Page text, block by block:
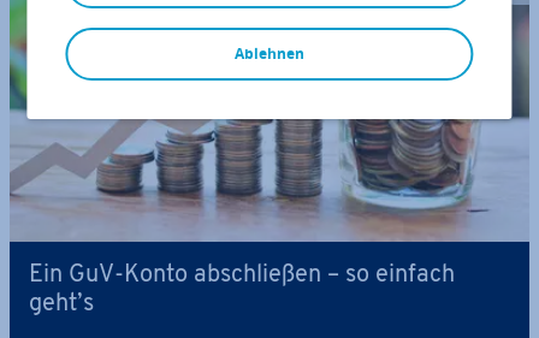
Ein GuV-Konto ab­schlie­ßen – so einfach
geht’s
Ablehnen